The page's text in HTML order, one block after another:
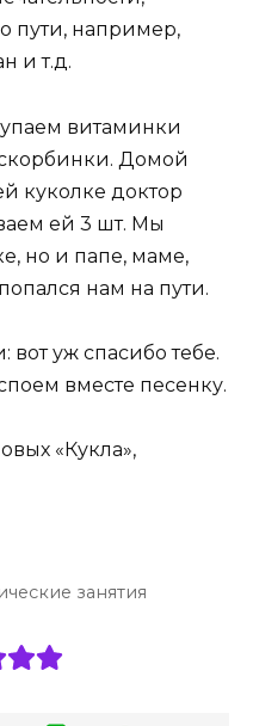
пути, например,
и т.д.
витаминки
Домой
куколке доктор
ей 3 шт. Мы
но и папе, маме,
нам на пути.
вот уж спасибо тебе.
вместе песенку.
«Кукла»,
занятия